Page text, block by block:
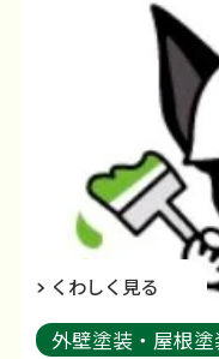
くわしく見る
外壁塗装・屋根